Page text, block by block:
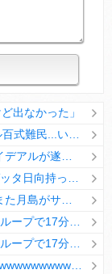
出なかった」